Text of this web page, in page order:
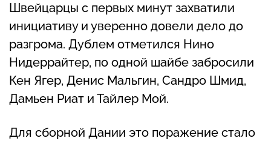
Швейцарцы с первых минут захватили
инициативу и уверенно довели дело до
разгрома. Дублем отметился Нино
Нидеррайтер, по одной шайбе забросили
Кен Ягер, Денис Мальгин, Сандро Шмид,
Дамьен Риат и Тайлер Мой.
Для сборной Дании это поражение стало